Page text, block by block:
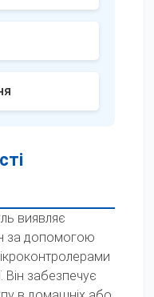
виявляє
за допомогою
Він забезпечує